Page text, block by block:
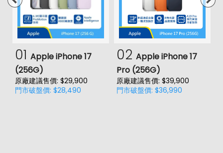
01 Apple iPhone 17
(256G)
原廠建議售價: $29,900
門市破盤價: $28,490
02 Apple iPhone 17
Pro (256G)
原廠建議售價: $39,900
門市破盤價: $36,990